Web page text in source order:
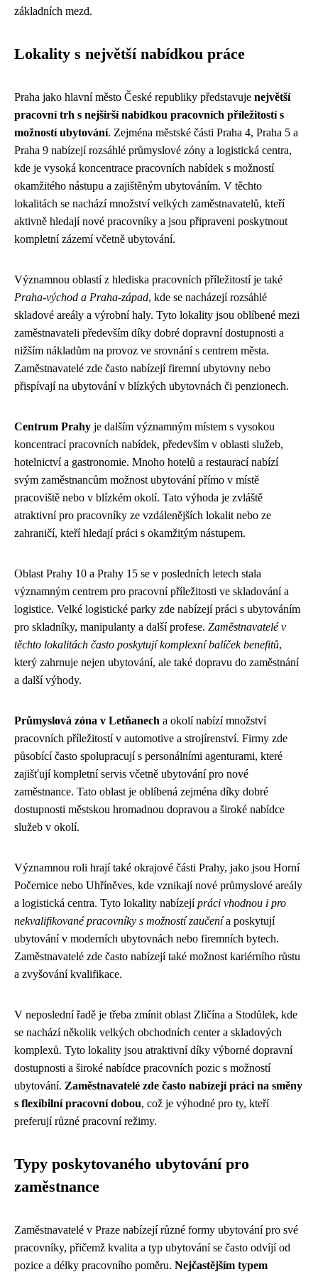
základních mezd.
Lokality s největší nabídkou práce
Praha jako hlavní město České republiky představuje největší
pracovní trh s nejširší nabídkou pracovních příležitostí s
možností ubytování. Zejména městské části Praha 4, Praha 5 a
Praha 9 nabízejí rozsáhlé průmyslové zóny a logistická centra,
kde je vysoká koncentrace pracovních nabídek s možností
okamžitého nástupu a zajištěným ubytováním. V těchto
lokalitách se nachází množství velkých zaměstnavatelů, kteří
aktivně hledají nové pracovníky a jsou připraveni poskytnout
kompletní zázemí včetně ubytování.
Významnou oblastí z hlediska pracovních příležitostí je také
Praha-východ a Praha-západ, kde se nacházejí rozsáhlé
skladové areály a výrobní haly. Tyto lokality jsou oblíbené mezi
zaměstnavateli především díky dobré dopravní dostupnosti a
nižším nákladům na provoz ve srovnání s centrem města.
Zaměstnavatelé zde často nabízejí firemní ubytovny nebo
přispívají na ubytování v blízkých ubytovnách či penzionech.
Centrum Prahy je dalším významným místem s vysokou
koncentrací pracovních nabídek, především v oblasti služeb,
hotelnictví a gastronomie. Mnoho hotelů a restaurací nabízí
svým zaměstnancům možnost ubytování přímo v místě
pracoviště nebo v blízkém okolí. Tato výhoda je zvláště
atraktivní pro pracovníky ze vzdálenějších lokalit nebo ze
zahraničí, kteří hledají práci s okamžitým nástupem.
Oblast Prahy 10 a Prahy 15 se v posledních letech stala
významným centrem pro pracovní příležitosti ve skladování a
logistice. Velké logistické parky zde nabízejí práci s ubytováním
pro skladníky, manipulanty a další profese. Zaměstnavatelé v
těchto lokalitách často poskytují komplexní balíček benefitů,
který zahrnuje nejen ubytování, ale také dopravu do zaměstnání
a další výhody.
Průmyslová zóna v Letňanech a okolí nabízí množství
pracovních příležitostí v automotive a strojírenství. Firmy zde
působící často spolupracují s personálními agenturami, které
zajišťují kompletní servis včetně ubytování pro nové
zaměstnance. Tato oblast je oblíbená zejména díky dobré
dostupnosti městskou hromadnou dopravou a široké nabídce
služeb v okolí.
Významnou roli hrají také okrajové části Prahy, jako jsou Horní
Počernice nebo Uhříněves, kde vznikají nové průmyslové areály
a logistická centra. Tyto lokality nabízejípráci vhodnou i pro
nekvalifikované pracovníky s možností zaučenía poskytují
ubytování v moderních ubytovnách nebo firemních bytech.
Zaměstnavatelé zde často nabízejí také možnost kariérního růstu
a zvyšování kvalifikace.
V neposlední řadě je třeba zmínit oblast Zličína a Stodůlek, kde
se nachází několik velkých obchodních center a skladových
komplexů. Tyto lokality jsou atraktivní díky výborné dopravní
dostupnosti a široké nabídce pracovních pozic s možností
ubytování. Zaměstnavatelé zde často nabízejí práci na směny
s flexibilní pracovní dobou, což je výhodné pro ty, kteří
preferují různé pracovní režimy.
Typy poskytovaného ubytování pro
zaměstnance
Zaměstnavatelé v Praze nabízejí různé formy ubytování pro své
pracovníky, přičemž kvalita a typ ubytování se často odvíjí od
pozice a délky pracovního poměru. Nejčastějším typem